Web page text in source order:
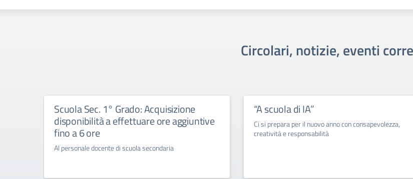
Circolari, notizie, eventi
Scuola Sec. 1° Grado: Acquisizione
disponibilità a effettuare ore aggiuntive
fino a 6 ore
Al personale docente di scuola secondaria
“A scuola di IA”
Ci si prepara per il nuovo anno con consapevolezza,
creatività e responsabilità